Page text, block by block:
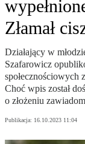
Złamał
Działający w
Szafarowicz
społecznościowych
Choć wpis został
o złożeniu
Publikacja: 16.10.2023 11:04